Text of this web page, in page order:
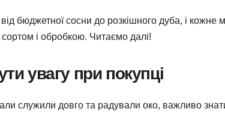
бюджетної сосни до розкішного дуба, і кожне
і обробкою. Читаємо далі!
увагу при покупці
служили довго та радували око, важливо